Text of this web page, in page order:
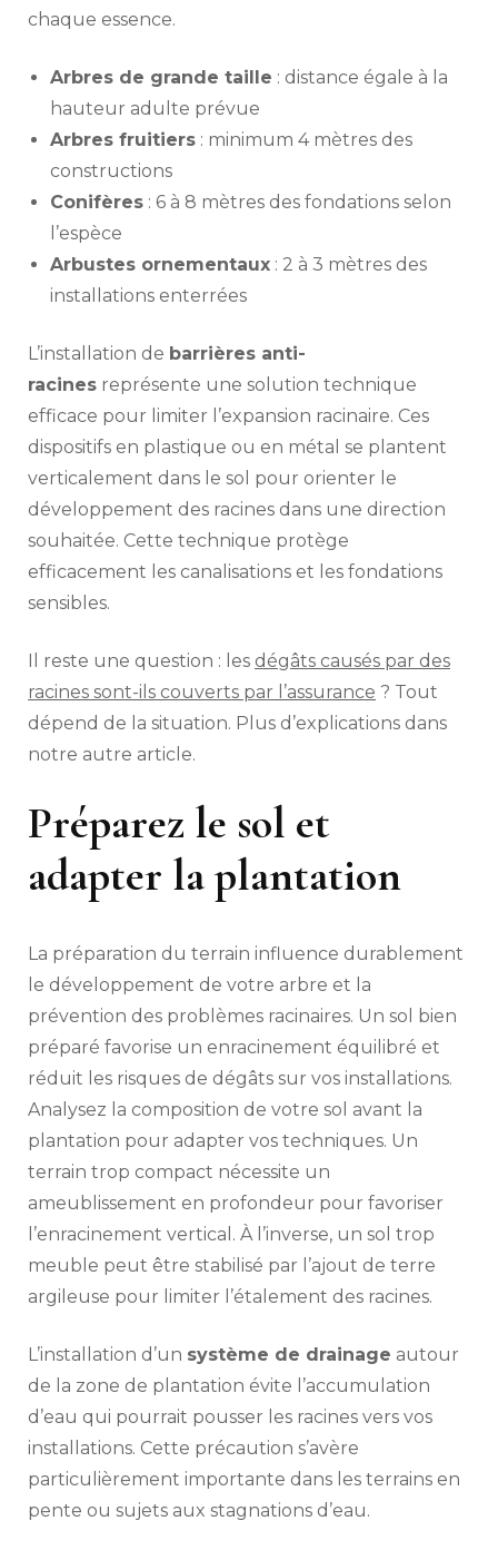
chaque essence.
Arbres de grande taille : distance égale à la
hauteur adulte prévue
Arbres fruitiers : minimum 4 mètres des
constructions
Conifères : 6 à 8 mètres des fondations selon
l’espèce
Arbustes ornementaux : 2 à 3 mètres des
installations enterrées
L’installation de barrières anti-
racines représente une solution technique
efficace pour limiter l’expansion racinaire. Ces
dispositifs en plastique ou en métal se plantent
verticalement dans le sol pour orienter le
développement des racines dans une direction
souhaitée. Cette technique protège
efficacement les canalisations et les fondations
sensibles.
Il reste une question : les dégâts causés par des
racines sont-ils couverts par l’assurance ? Tout
dépend de la situation. Plus d’explications dans
notre autre article.
Préparez le sol et
adapter la plantation
La préparation du terrain influence durablement
le développement de votre arbre et la
prévention des problèmes racinaires. Un sol bien
préparé favorise un enracinement équilibré et
réduit les risques de dégâts sur vos installations.
Analysez la composition de votre sol avant la
plantation pour adapter vos techniques. Un
terrain trop compact nécessite un
ameublissement en profondeur pour favoriser
l’enracinement vertical. À l’inverse, un sol trop
meuble peut être stabilisé par l’ajout de terre
argileuse pour limiter l’étalement des racines.
L’installation d’un système de drainage autour
de la zone de plantation évite l’accumulation
d’eau qui pourrait pousser les racines vers vos
installations. Cette précaution s’avère
particulièrement importante dans les terrains en
pente ou sujets aux stagnations d’eau.